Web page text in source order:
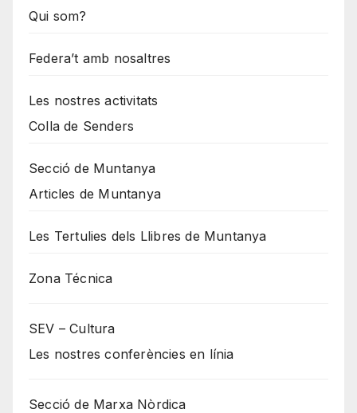
Qui som?
Federa’t amb nosaltres
Les nostres activitats
Colla de Senders
Secció de Muntanya
Articles de Muntanya
Les Tertulies dels Llibres de Muntanya
Zona Técnica
SEV – Cultura
Les nostres conferències en línia
Secció de Marxa Nòrdica